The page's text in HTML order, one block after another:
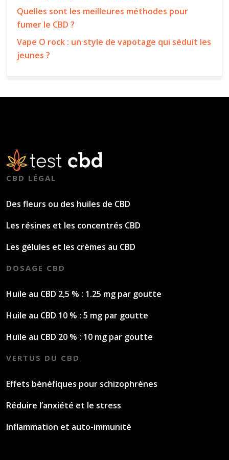
Quelles sont les meilleures méthodes pour
fumer le CBD ?
Vape O rock : un style de vapotage qui séduit les
jeunes ?
CBD LÉGAL
Des fleurs ou des huiles de CBD
Les résines et les concentrés CBD
Les gélules et les crèmes au CBD
DOSAGE CBD
Huile au CBD 2,5 % : 1.25 mg par goutte
Huile au CBD 10 % : 5 mg par goutte
Huile au CBD 20 % : 10 mg par goutte
VERTUS DU CBD
Effets bénéfiques pour schizophrènes
Réduire l’anxiété et le stress
Inflammation et auto-immunité